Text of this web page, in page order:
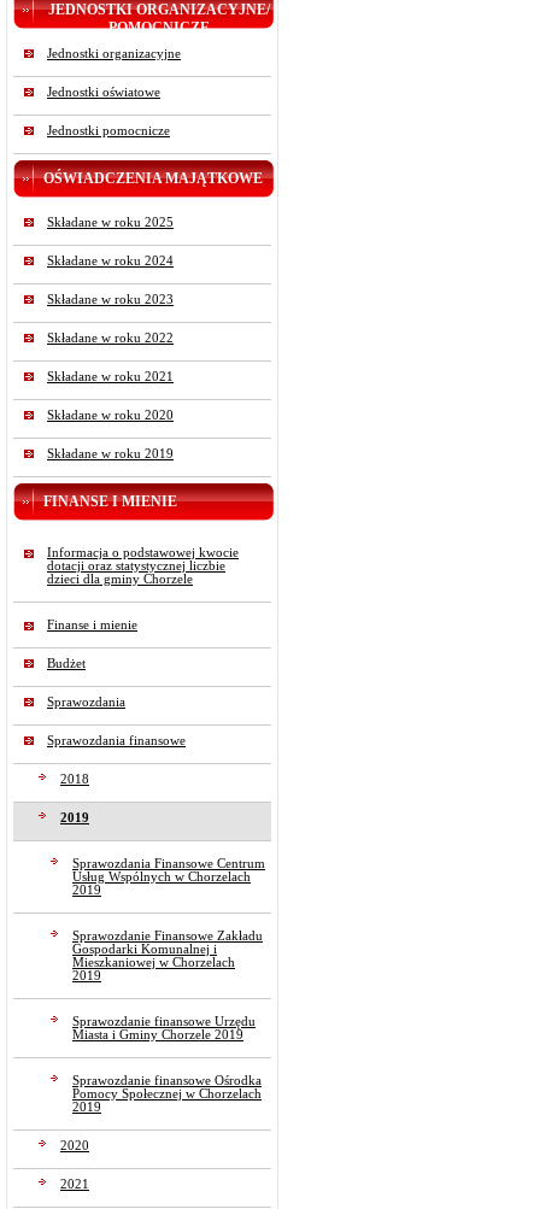
JEDNOSTKI ORGANIZACYJNE/
POMOCNICZE
Jednostki organizacyjne
Jednostki oświatowe
Jednostki pomocnicze
OŚWIADCZENIA MAJĄTKOWE
Składane w roku 2025
Składane w roku 2024
Składane w roku 2023
Składane w roku 2022
Składane w roku 2021
Składane w roku 2020
Składane w roku 2019
FINANSE I MIENIE
Informacja o podstawowej kwocie
dotacji oraz statystycznej liczbie
dzieci dla gminy Chorzele
Finanse i mienie
Budżet
Sprawozdania
Sprawozdania finansowe
2018
2019
Sprawozdania Finansowe Centrum
Usług Wspólnych w Chorzelach
2019
Sprawozdanie Finansowe Zakładu
Gospodarki Komunalnej i
Mieszkaniowej w Chorzelach
2019
Sprawozdanie finansowe Urzędu
Miasta i Gminy Chorzele 2019
Sprawozdanie finansowe Ośrodka
Pomocy Społecznej w Chorzelach
2019
2020
2021